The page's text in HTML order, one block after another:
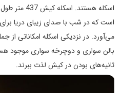
اسکله
است که در شب با صدای زیبای دریا
بالن سواری و دوچرخه سواری موجود
ثانیه‌های بودن در کیش لذت ببرند.